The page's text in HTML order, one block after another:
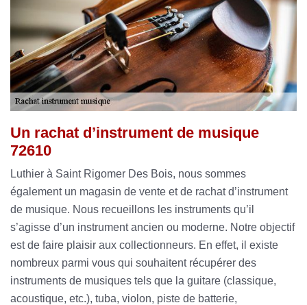
Un rachat d’instrument de musique
72610
Luthier à Saint Rigomer Des Bois, nous sommes
également un magasin de vente et de rachat d’instrument
de musique. Nous recueillons les instruments qu’il
s’agisse d’un instrument ancien ou moderne. Notre objectif
est de faire plaisir aux collectionneurs. En effet, il existe
nombreux parmi vous qui souhaitent récupérer des
instruments de musiques tels que la guitare (classique,
acoustique, etc.), tuba, violon, piste de batterie,